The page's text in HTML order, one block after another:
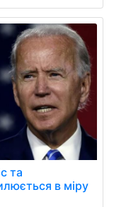
та
в міру